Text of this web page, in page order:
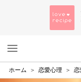
ホーム 恋愛心理 恋